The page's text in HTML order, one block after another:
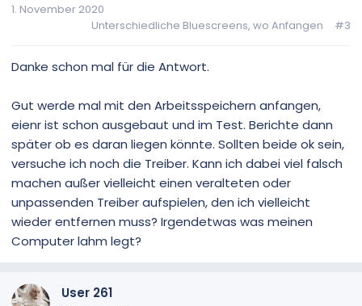
1. November 2020
Unterschiedliche Bluescreens, wo Anfangen
#3
Danke schon mal für die Antwort.
Gut werde mal mit den Arbeitsspeichern anfangen,
eienr ist schon ausgebaut und im Test. Berichte dann
später ob es daran liegen könnte. Sollten beide ok sein,
versuche ich noch die Treiber. Kann ich dabei viel falsch
machen außer vielleicht einen veralteten oder
unpassenden Treiber aufspielen, den ich vielleicht
wieder entfernen muss? Irgendetwas was meinen
Computer lahm legt?
User 261